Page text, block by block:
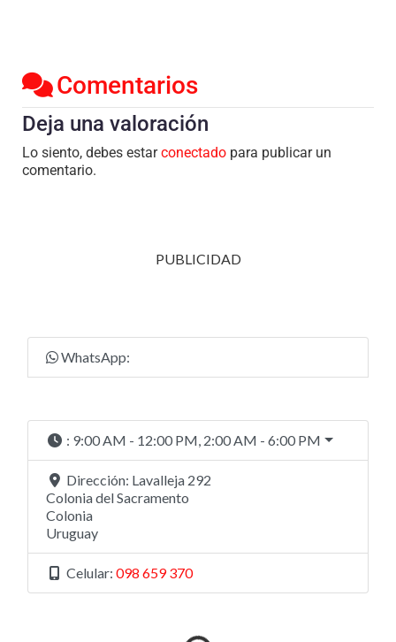
Comentarios
Deja una valoración
Lo siento, debes estarconectado para publicar un
comentario.
PUBLICIDAD
WhatsApp:
: 9:00 AM - 12:00 PM, 2:00 AM - 6:00 PM
Dirección: Lavalleja 292
Colonia del Sacramento
Colonia
Uruguay
Celular: 098 659 370